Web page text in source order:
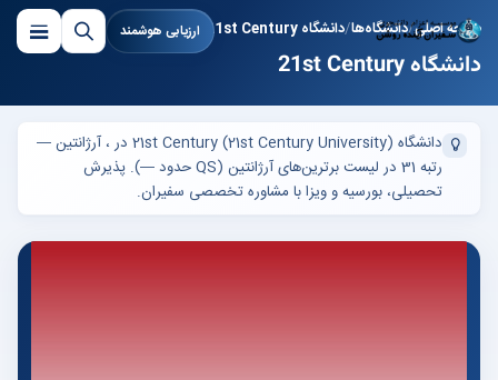
ارزیابی هوشمند صفحه اصلی دانشگاه‌ها دانشگاه 21st Century
دانشگاه 21st Century
دانشگاه 21st Century (21st Century University) در ، آرژانتین —
رتبه 31 در لیست برترین‌های آرژانتین (QS حدود —). پذیرش
تحصیلی، بورسیه و ویزا با مشاوره تخصصی سفیران.